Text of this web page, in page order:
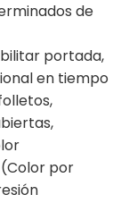
de
portada,
en tiempo
por